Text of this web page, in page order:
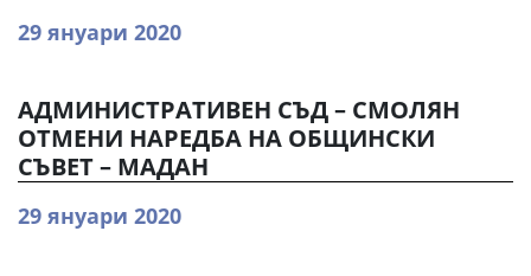
29 януари 2020
АДМИНИСТРАТИВЕН СЪД – СМОЛЯН
ОТМЕНИ НАРЕДБА НА ОБЩИНСКИ
СЪВЕТ – МАДАН
29 януари 2020